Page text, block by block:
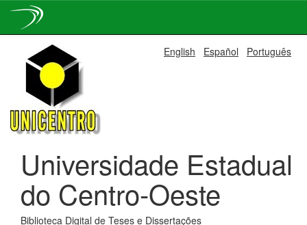
navigation
English Español Português
Universidade Estadual
do Centro-Oeste
Biblioteca Digital de Teses e Dissertações